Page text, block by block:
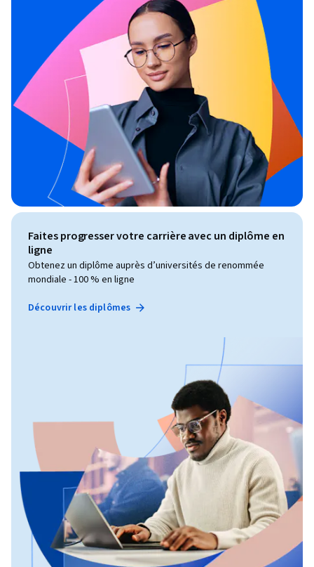
Faites progresser votre carrière avec un diplôme en
ligne
Obtenez un diplôme auprès d’universités de renommée
mondiale - 100 % en ligne
Découvrir les diplômes